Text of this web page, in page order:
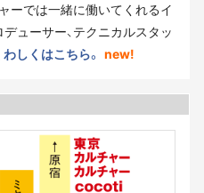
ーでは一緒に働いてくれるイ
ューサー、テクニカルスタッ
わしくはこちら。 new!